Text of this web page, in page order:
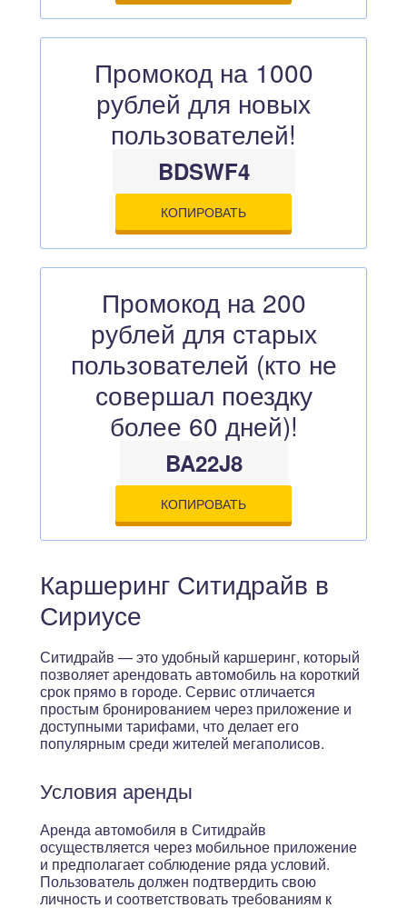
Промокод на 1000
рублей для новых
пользователей!
BDSWF4
КОПИРОВАТЬ
Промокод на 200
рублей для старых
пользователей (кто не
совершал поездку
более 60 дней)!
BA22J8
КОПИРОВАТЬ
Каршеринг Ситидрайв в
Сириусе
Ситидрайв — это удобный каршеринг, который
позволяет арендовать автомобиль на короткий
срок прямо в городе. Сервис отличается
простым бронированием через приложение и
доступными тарифами, что делает его
популярным среди жителей мегаполисов.
Условия аренды
Аренда автомобиля в Ситидрайв
осуществляется через мобильное приложение
и предполагает соблюдение ряда условий.
Пользователь должен подтвердить свою
личность и соответствовать требованиям к